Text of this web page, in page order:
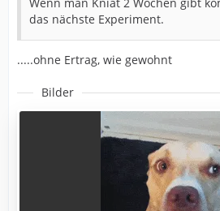
das nächste Experiment.
.....ohne Ertrag, wie gewohnt
Bilder